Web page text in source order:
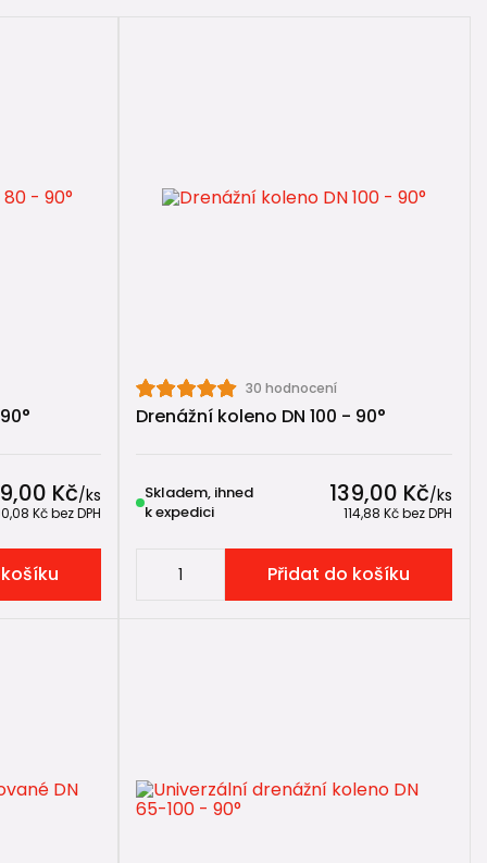
správného systémového kolena klíčové pro
perforace a použití (SN 4 × SN 8 × částečná
Kč/ks
Kčbez DPH
30 hodnocení
Drenážní koleno DN 100 - 90°
139,00 Kč/ks
114,88 Kčbez DPH
Skladem, ihned
k expedici
Přidat do košíku